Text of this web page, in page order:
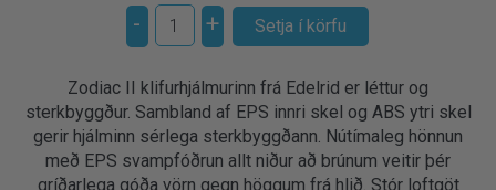
- +
Zodiac II klifurhjálmurinn frá Edelrid er léttur og
sterkbyggður. Sambland af EPS innri skel og ABS ytri skel
gerir hjálminn sérlega sterkbyggðann. Nútímaleg hönnun
með EPS svampfóðrun allt niður að brúnum veitir þér
gríðarlega góða vörn gegn höggum frá hlið. Stór loftgöt